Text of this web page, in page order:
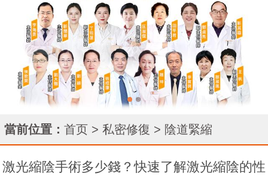
當前位置： 首页 > 私密修復 > 陰道緊縮
激光縮陰手術多少錢？快速了解激光縮陰的性